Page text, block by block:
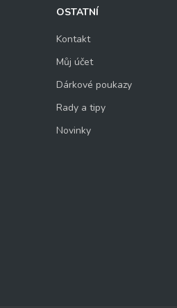
OSTATNÍ
Kontakt
Můj účet
Dárkové poukazy
Rady a tipy
Novinky